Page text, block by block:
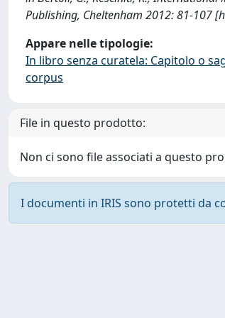
Publishing, Cheltenham 2012: 81-107
Appare nelle tipologie:
In libro senza curatela: Capitolo o
corpus
File in questo prodotto:
Non ci sono file associati a questo
I documenti in IRIS sono protetti da